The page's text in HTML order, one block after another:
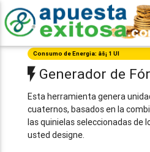
Consumo de Energia: âš¡ 1 UI
Generador de
Esta herramienta genera
cuaternos, basados en la
las quinielas seleccionadas de
usted designe.